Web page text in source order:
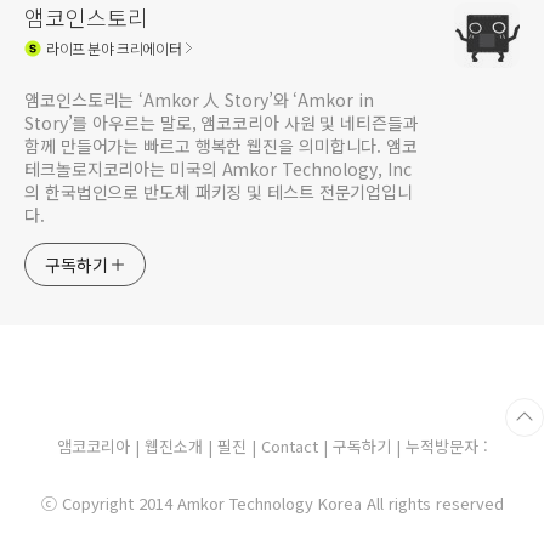
앰코인스토리
라이프분야 크리에이터
앰코인스토리는 ‘Amkor 人 Story’와 ‘Amkor in
Story’를 아우르는 말로, 앰코코리아 사원 및 네티즌들과
함께 만들어가는 빠르고 행복한 웹진을 의미합니다. 앰코
테크놀로지코리아는 미국의 Amkor Technology, Inc
의 한국법인으로 반도체 패키징 및 테스트 전문기업입니
다.
구독하기
앰코코리아| 웹진소개 | 필진 | Contact | 구독하기 | 누적방문자 :
ⓒ Copyright 2014 Amkor Technology Korea All rights reserved